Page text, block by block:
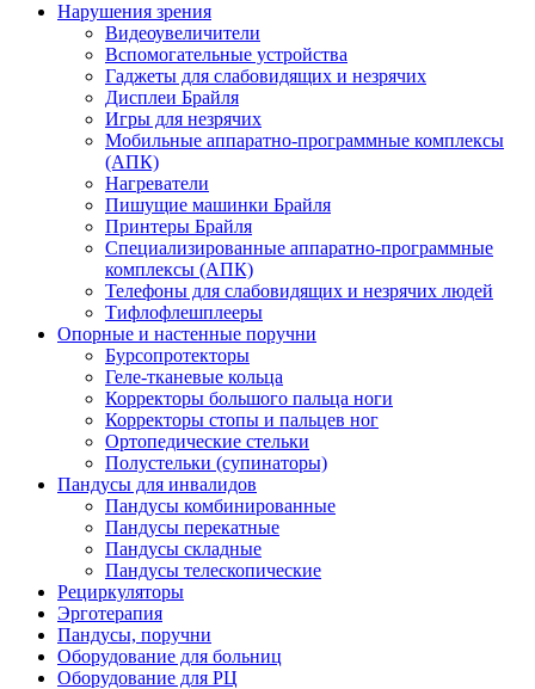
Нарушения зрения
Видеоувеличители
Вспомогательные устройства
Гаджеты для слабовидящих и незрячих
Дисплеи Брайля
Игры для незрячих
Мобильные аппаратно-программные комплексы
(АПК)
Нагреватели
Пишущие машинки Брайля
Принтеры Брайля
Специализированные аппаратно-программные
комплексы (АПК)
Телефоны для слабовидящих и незрячих людей
Тифлофлешплееры
Опорные и настенные поручни
Бурсопротекторы
Геле-тканевые кольца
Корректоры большого пальца ноги
Корректоры стопы и пальцев ног
Ортопедические стельки
Полустельки (супинаторы)
Пандусы для инвалидов
Пандусы комбинированные
Пандусы перекатные
Пандусы складные
Пандусы телескопические
Рециркуляторы
Эрготерапия
Пандусы, поручни
Оборудование для больниц
Оборудование для РЦ